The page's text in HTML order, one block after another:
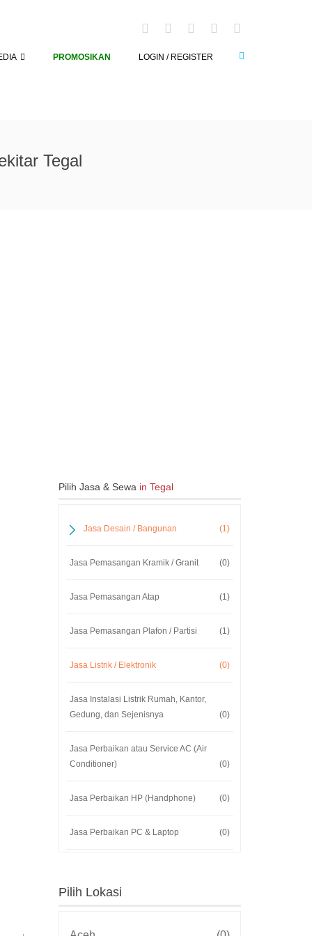
PROMOSIKAN LOGIN / REGISTER
Tegal
Pilih Jasa & Sewa in Tegal
Jasa Desain / Bangunan (1)
Jasa Pemasangan Kramik / Granit (0)
Jasa Pemasangan Atap (1)
Jasa Pemasangan Plafon / Partisi (1)
Jasa Listrik / Elektronik (0)
Jasa Instalasi Listrik Rumah, Kantor,
Gedung, dan Sejenisnya
(0)
Jasa Perbaikan atau Service AC (Air
Conditioner)
(0)
Jasa Perbaikan HP (Handphone) (0)
Jasa Perbaikan PC & Laptop (0)
Pilih Lokasi